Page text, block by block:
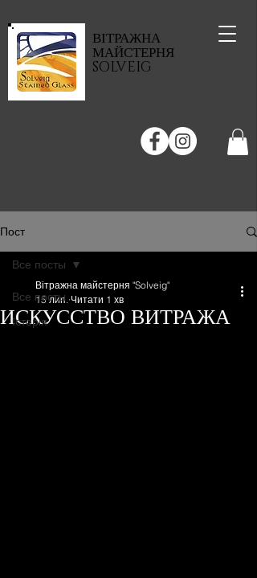
ВІТРАЖНА
МАЙСТЕРНЯ
SOLVEIG
Пост
Все посты
Історія
Все посты
ИСКУССТВО ВИТРАЖА
Вітражна майстерня "Solveig"
15 лип. Читати 1 хв